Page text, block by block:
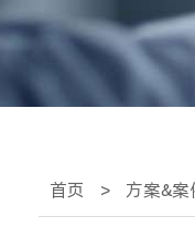
首页 > 方案&案